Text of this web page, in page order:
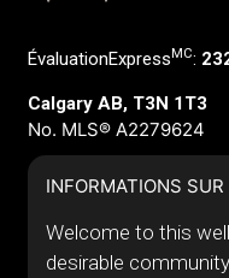
ÉvaluationExpress MC:
Calgary AB, T3N 1T3
No. MLS® A2279624
INFORMATIONS
Welcome to this
desirable